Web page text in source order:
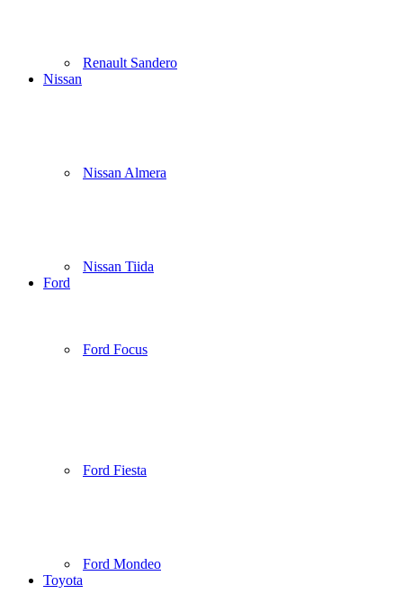
Renault Sandero
Nissan
Nissan Almera
Nissan Tiida
Ford
Ford Focus
Ford Fiesta
Ford Mondeo
Toyota